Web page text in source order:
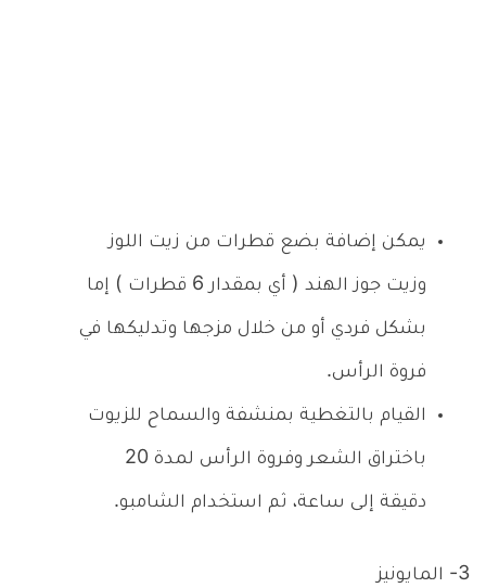
يمكن إضافة بضع قطرات من زيت اللوز
وزيت جوز الهند ( أي بمقدار 6 قطرات ) إما
بشكل فردي أو من خلال مزجها وتدليكها في
فروة الرأس.
القيام بالتغطية بمنشفة والسماح للزيوت
باختراق الشعر وفروة الرأس لمدة 20
دقيقة إلى ساعة، ثم استخدام الشامبو.
3- المايونيز